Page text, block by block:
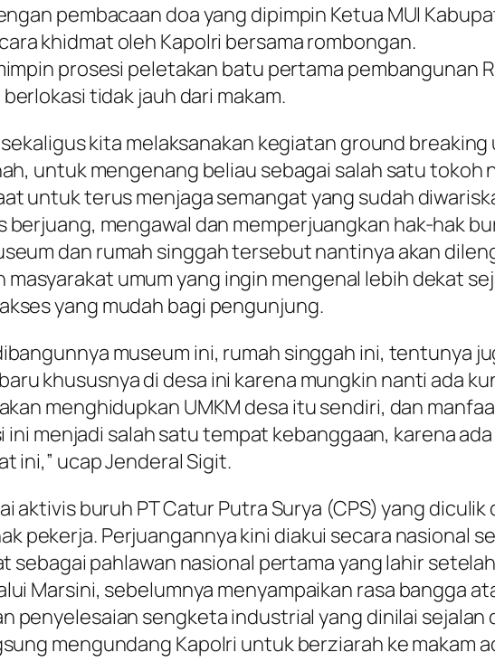
pembacaan doa yang dipimpin Ketua MUI
khidmat oleh Kapolri bersama rombongan.
prosesi peletakan batu pertama pembangunan
tidak jauh dari makam.
sekaligus kita melaksanakan kegiatan ground
untuk mengenang beliau sebagai salah satu
untuk terus menjaga semangat yang sudah
mengawal dan memperjuangkan hak-hak
dan rumah singgah tersebut nantinya akan
masyarakat umum yang ingin mengenal lebih dekat
yang mudah bagi pengunjung.
museum ini, rumah singgah ini, tentunya
khususnya di desa ini karena mungkin nanti ada
menghidupkan UMKM desa itu sendiri, dan
ini menjadi salah satu tempat kebanggaan, karena
ini,” ucap Jenderal Sigit.
aktivis buruh PT Catur Putra Surya (CPS) yang
pekerja. Perjuangannya kini diakui secara nasional
sebagai pahlawan nasional pertama yang lahir
Marsini, sebelumnya menyampaikan rasa bangga
penyelesaian sengketa industrial yang dinilai
mengundang Kapolri untuk berziarah ke makam